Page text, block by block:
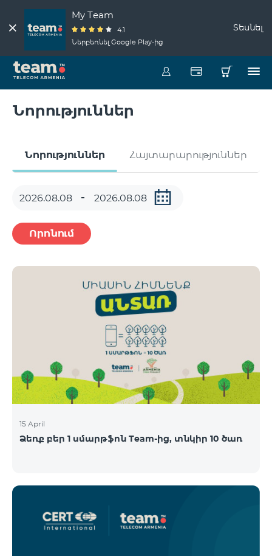
My Team
4.1
Ներբեռնել Google Play-ից
Տեսնել
Նորություններ
Նորություններ Հայտարարություններ
Որոնում
15 April
Ձեռք բեր 1 սմարթֆոն Team-ից, տնկիր 10 ծառ